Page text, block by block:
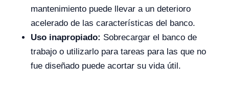
mantenimiento puede llevar a un deterioro
acelerado de las características del banco.
Uso inapropiado: Sobrecargar el banco de
trabajo o utilizarlo para tareas para las que no
fue diseñado puede acortar su vida útil.